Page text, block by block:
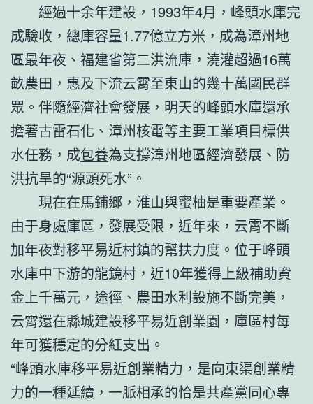
經過十余年建設，1993年4月，峰頭水庫完
成驗收，總庫容量1.77億立方米，成為漳州地
區最年夜、福建省第二洪流庫，澆灌超過16萬
畝農田，惠及下流云霄至東山的幾十萬國民群
眾。伴隨經濟社會發展，明天的峰頭水庫還承
擔著古雷石化、漳州核電等主要工業項目標供
水任務，成包養為支撐漳州地區經濟發展、防
洪抗旱的“源頭死水”。
現在在馬鋪鄉，淮山與蜜柚是重要產業。
由于身處庫區，發展受限，近年來，云霄不斷
加年夜對移平易近村鎮的幫扶力度。位于峰頭
水庫中下游的龍鏡村，近10年獲得上級補助資
金上千萬元，途徑、農田水利設施不斷完美，
云霄還在縣城建設移平易近創業園，庫區村每
年可獲穩定的分紅支出。
“峰頭水庫移平易近創業精力，是向東渠創業精
力的一種延續，一脈相承的恰是共產黨同心專